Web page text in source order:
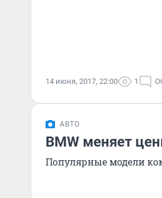
14 июня, 2017, 22:00 1
АВТО
BMW меняет
Популярные модели